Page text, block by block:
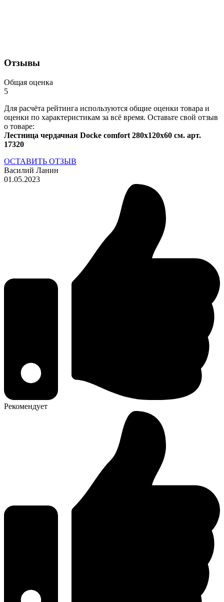
Отзывы
Общая оценка
5
Для расчёта рейтинга используются общие оценки товара и
оценки по характеристикам за всё время. Оставьте свой отзыв
о товаре:
Лестница чердачная Docke comfort 280x120x60 см. арт.
17320
ОСТАВИТЬ ОТЗЫВ
Василий Ланин
01.05.2023
Рекомендует